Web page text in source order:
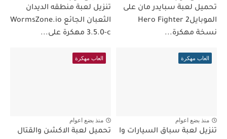
تحميل لعبة سبايدر مان على
الموبايلHero Fighter 2
نسخة مهكرة...
تنزيل لعبة منطقه الديدان
الثعبان الجائع WormsZone.io
3.5.0-c مهكرة على...
العاب مهكرة
منذ بضع اعوام
تنزيل لعبة سباق السيارات وا
العاب مهكرة
منذ بضع اعوام
تحميل لعبة الاكشن والقتال